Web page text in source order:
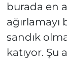
burada en
sandık
katıyor. Şu